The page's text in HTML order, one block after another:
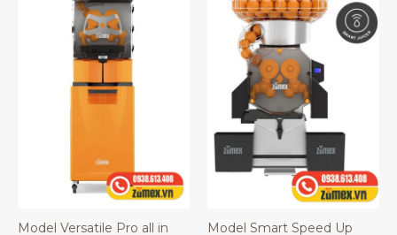
Model Versatile Pro all in
Model Smart Speed Up